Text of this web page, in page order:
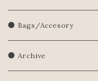
Sweater
● Bags/Accesory
● Archive